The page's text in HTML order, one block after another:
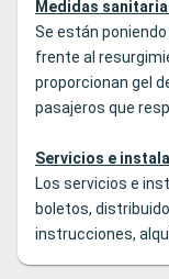
Medidas
Se están
frente al
proporcionan gel
pasajeros que
Servicios e
Los servicios e
boletos,
instrucciones,